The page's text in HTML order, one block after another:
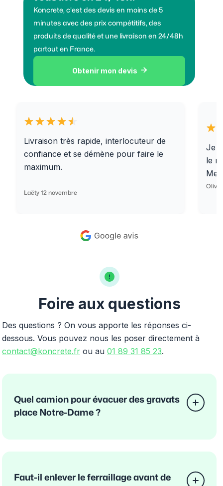
Koncrete, c'est des devis en moins de 5
minutes avec des prix compétitifs, des
produits de qualité et une livraison en 24/48h
partout en France.
Obtenir mon devis 
Livraison très rapide, interlocuteur de
confiance et se démène pour faire le
maximum.
Laëty 12 novembre
Je
le
Foire aux questions
Des questions ? On vous apporte les réponses ci-
dessous. Vous pouvez nous les poser directement à
contact@koncrete.fr ou au 01 89 31 85 23.
Quel camion pour évacuer des gravats
place Notre-Dame ?
Faut-il enlever le ferraillage avant de